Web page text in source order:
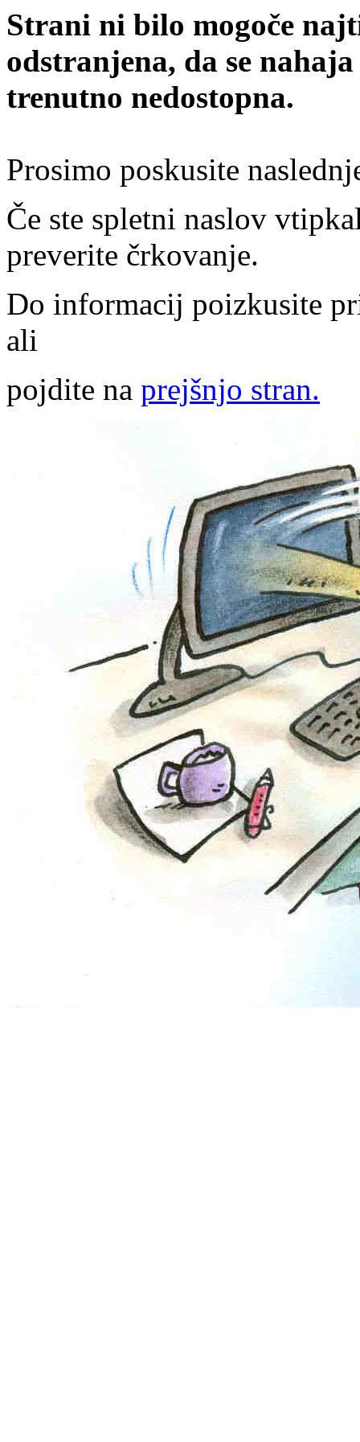
Strani ni bilo mogoče
odstranjena, da se
trenutno nedostopna.
Prosimo poskusite
Če ste spletni naslov
preverite črkovanje.
Do informacij poizkusite
ali
pojdite na prejšnjo stran.